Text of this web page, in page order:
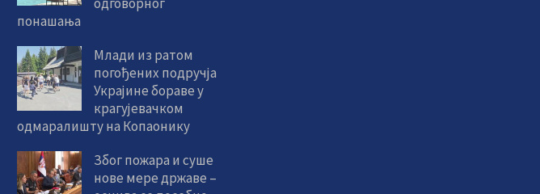
одговорног
понашања
Млади из ратом
погођених подручја
Украјине бораве у
крагујевачком
одмаралишту на Копаонику
Због пожара и суше
нове мере државе –